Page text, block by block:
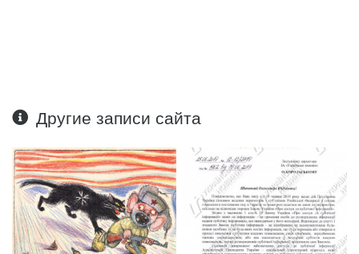
Другие записи сайта